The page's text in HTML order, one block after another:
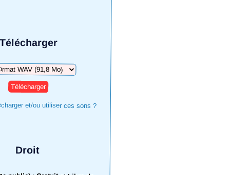
Télécharger
et/ou utiliser ces sons ?
Droit